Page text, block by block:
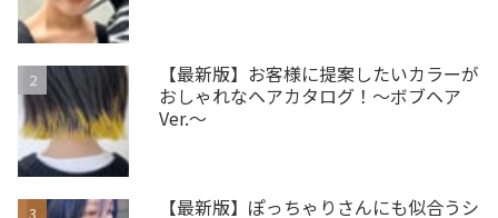
【最新版】お客様に提案したいカラーが
おしゃれなヘアカタログ！～ボブヘア
Ver.～
【最新版】ぽっちゃりさんにも似合うシ